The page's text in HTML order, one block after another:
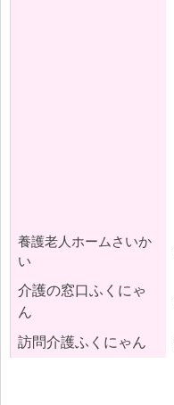
養護老人ホームさいか
い
介護の窓口ふくにゃ
ん
訪問介護ふくにゃん